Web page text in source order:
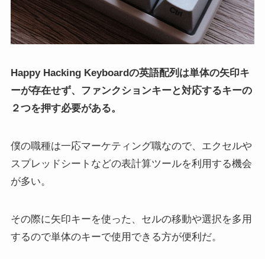
Happy Hacking Keyboardの英語配列は単体の矢印キ
ーが存在せず、ファンクションキーと対応するキーの
２つを押す必要がある。
僕の職種は一応マーケティング職なので、エクセルや
スプレッドシートなどの表計算ツールを利用する機会
が多い。
その際に矢印キーを使った、セルの移動や選択を多用
するので単体のキーで使用できる方が便利だ。